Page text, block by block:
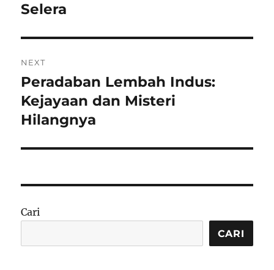
Selera
NEXT
Next
post:
Peradaban Lembah Indus:
Kejayaan dan Misteri
Hilangnya
Cari
CARI